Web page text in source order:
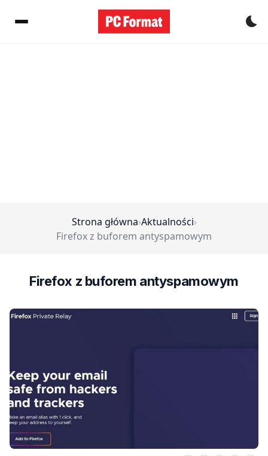
Strona główna›Aktualności›
Firefox z buforem antyspamowym
Firefox z buforem antyspamowym